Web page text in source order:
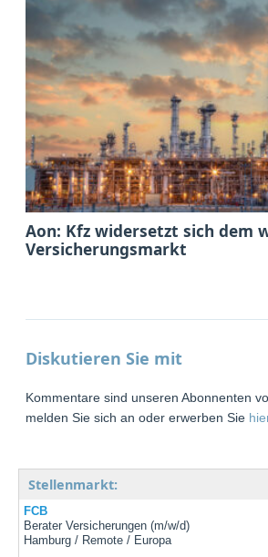
Aon: Kfz widersetzt sich dem
Versicherungsmarkt
Diskutieren Sie mit
Kommentare sind unseren Abonnenten
melden Sie sich an oder erwerben Sie
Stellenmarkt:
FCB
Berater Versicherungen (m/w/d)
Hamburg / Remote / Europa